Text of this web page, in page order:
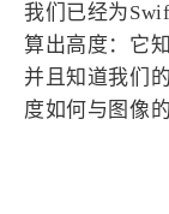
我们已经为
算出高度：它
并且知道我们
度如何与图像